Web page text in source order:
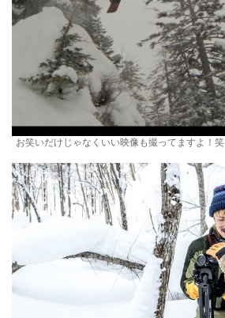
お笑いだけじゃなくいい映像も撮ってますよ！笑